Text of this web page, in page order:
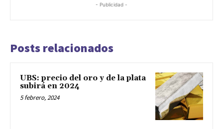
- Publicidad -
Posts relacionados
UBS: precio del oro y de la plata
subirá en 2024
5 febrero, 2024